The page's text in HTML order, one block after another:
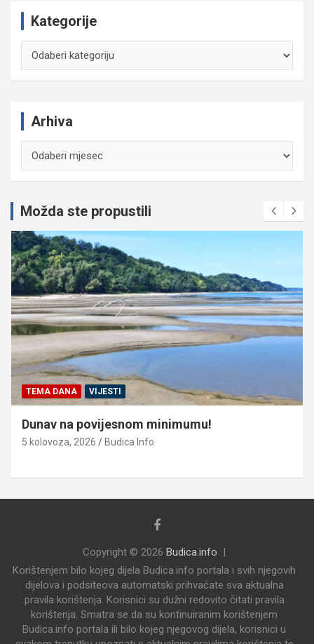
Kategorije
Arhiva
Možda ste propustili
TEMA DANA VIJESTI
Dunav na povijesnom minimumu!
5 kolovoza, 2026 Budica Info
Copyright © 2026 Budica.info
Korištenjem bilo kojeg dijela Budica.info portala i svih njegovih
dijelova i podsiteova automatski prihvaćate sva aktualna
pravila korištenja. Korisnici su dužni redovito čitati pravila
korištenja. Smatra se da su kontinuiranim korištenjem
Budica.info portala ili bilo kojeg njegovog dijela, korisnici u